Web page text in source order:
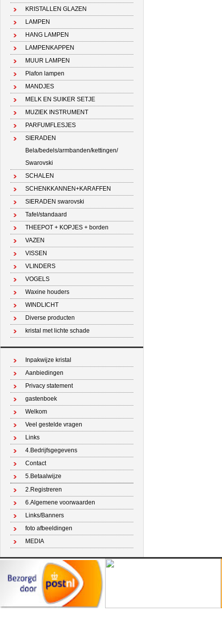
KRISTALLEN GLAZEN
LAMPEN
HANG LAMPEN
LAMPENKAPPEN
MUUR LAMPEN
Plafon lampen
MANDJES
MELK EN SUIKER SETJE
MUZIEK INSTRUMENT
PARFUMFLESJES
SIERADEN
Bela/bedels/armbanden/kettingen/
Swarovski
SCHALEN
SCHENKKANNEN+KARAFFEN
SIERADEN swarovski
Tafel/standaard
THEEPOT + KOPJES + borden
VAZEN
VISSEN
VLINDERS
VOGELS
Waxine houders
WINDLICHT
Diverse producten
kristal met lichte schade
Inpakwijze kristal
Aanbiedingen
Privacy statement
gastenboek
Welkom
Veel gestelde vragen
Links
4.Bedrijfsgegevens
Contact
5.Betaalwijze
2.Registreren
6.Algemene voorwaarden
Links/Banners
foto afbeeldingen
MEDIA